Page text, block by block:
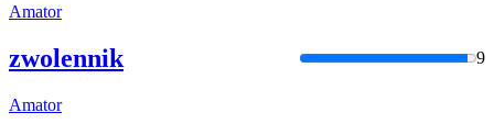
Amator
zwolennik 9
Amator